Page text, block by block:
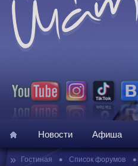
Новости Афиша
» Гостиная • Список форумов •